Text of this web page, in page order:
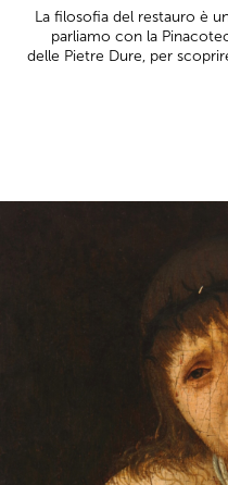
La filosofia del restauro è
parliamo con la
delle Pietre Dure, per